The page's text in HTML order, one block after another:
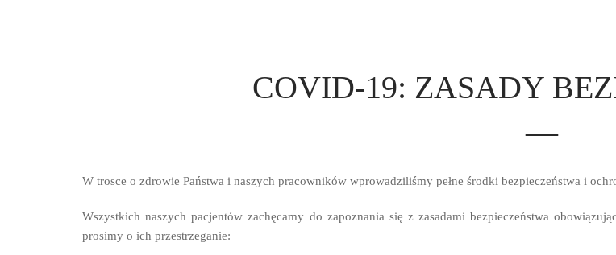
COVID-19: ZASADY
—
W trosce o zdrowie Państwa i naszych pracowników wprowadziliśmy pełne środki bezpieczeństwa i
Wszystkich naszych pacjentów zachęcamy do zapoznania się z zasadami bezpieczeństwa
prosimy o ich przestrzeganie: